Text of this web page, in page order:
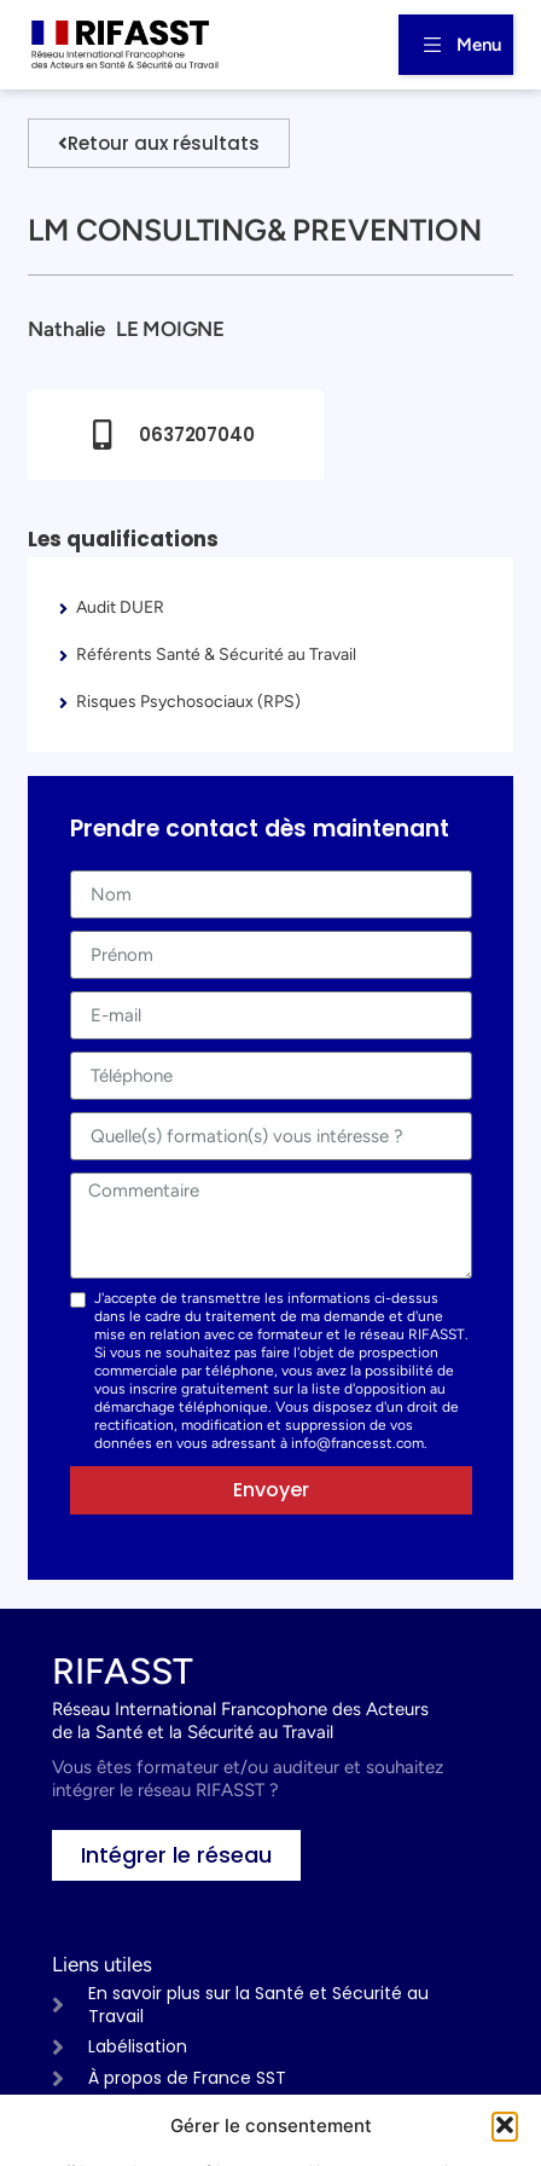
Gérer le consentement
Menu
Retour aux résultats
LM CONSULTING& PREVENTION
Nathalie LE MOIGNE
0637207040
Les qualifications
Audit DUER
Référents Santé & Sécurité au Travail
Risques Psychosociaux (RPS)
Prendre contact dès maintenant
J'accepte de transmettre les informations ci-dessus
dans le cadre du traitement de ma demande et d'une
mise en relation avec ce formateur et le réseau RIFASST.
Si vous ne souhaitez pas faire l'objet de prospection
commerciale par téléphone, vous avez la possibilité de
vous inscrire gratuitement sur la liste d'opposition au
démarchage téléphonique. Vous disposez d'un droit de
rectification, modification et suppression de vos
données en vous adressant à info@francesst.com.
Envoyer
RIFASST
Réseau International Francophone des Acteurs
de la Santé et la Sécurité au Travail
Vous êtes formateur et/ou auditeur et souhaitez
intégrer le réseau RIFASST ?
Intégrer le réseau
Liens utiles
En savoir plus sur la Santé et Sécurité au
Travail
Labélisation
À propos de France SST